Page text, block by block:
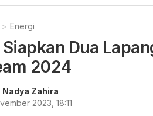
Energi
Dua
2024
Nadya Zahira
2023, 18:11